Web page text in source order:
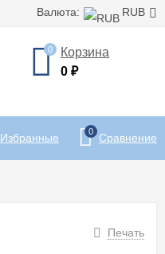
Валюта: RUB
0
Корзина
0 ₽
Избранные 0 Сравнение
Печать